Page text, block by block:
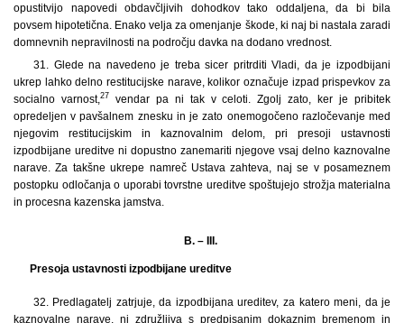
opustitvijo napovedi obdavčljivih dohodkov tako oddaljena, da bi bila
povsem hipotetična. Enako velja za omenjanje škode, ki naj bi nastala zaradi
domnevnih nepravilnosti na področju davka na dodano vrednost.
31. Glede na navedeno je treba sicer pritrditi Vladi, da je izpodbijani
ukrep lahko delno restitucijske narave, kolikor označuje izpad prispevkov za
socialno varnost, 27
vendar pa ni tak v celoti. Zgolj zato, ker je pribitek
opredeljen v pavšalnem znesku in je zato onemogočeno razločevanje med
njegovim restitucijskim in kaznovalnim delom, pri presoji ustavnosti
izpodbijane ureditve ni dopustno zanemariti njegove vsaj delno kaznovalne
narave. Za takšne ukrepe namreč Ustava zahteva, naj se v posameznem
postopku odločanja o uporabi tovrstne ureditve spoštujejo strožja materialna
in procesna kazenska jamstva.
B. – III.
Presoja ustavnosti izpodbijane ureditve
32.
Predlagatelj zatrjuje, da izpodbijana ureditev, za katero meni, da je
kaznovalne narave, ni združljiva s predpisanim dokaznim bremenom in